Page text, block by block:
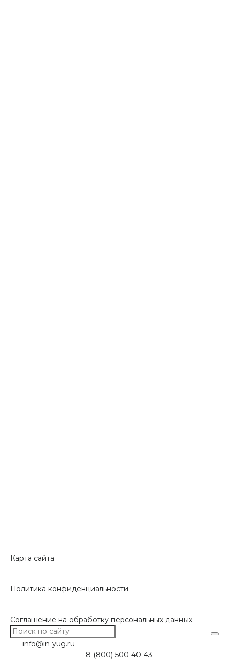
Карта сайта
Политика конфиденциальности
Соглашение на обработку персональных данных
info@in-yug.ru
8 (800) 500-40-43